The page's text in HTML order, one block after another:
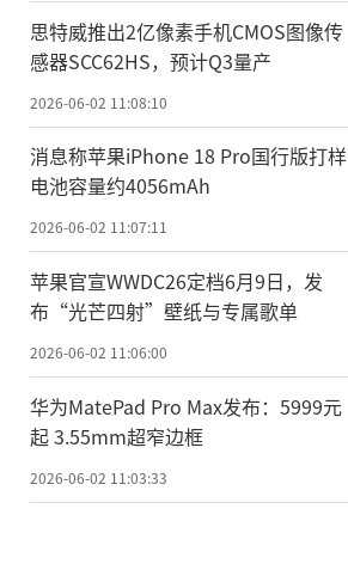
思特威推出2亿像素手机CMOS图像传
感器SCC62HS，预计Q3量产
2026-06-02 11:08:10
消息称苹果iPhone 18 Pro国行版打样
电池容量约4056mAh
2026-06-02 11:07:11
苹果官宣WWDC26定档6月9日，发
布“光芒四射”壁纸与专属歌单
2026-06-02 11:06:00
华为MatePad Pro Max发布：5999元
起 3.55mm超窄边框
2026-06-02 11:03:33